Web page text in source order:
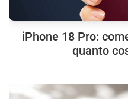
iPhone 18 Pro:
quanto